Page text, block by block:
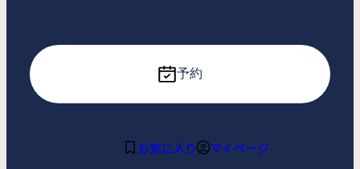
予約
お気に入り マイページ